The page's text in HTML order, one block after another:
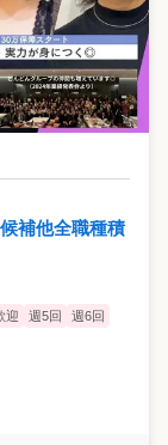
補他全職種積
迎 週5回 週6回